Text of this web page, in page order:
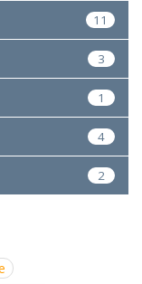
11
3
1
4
2